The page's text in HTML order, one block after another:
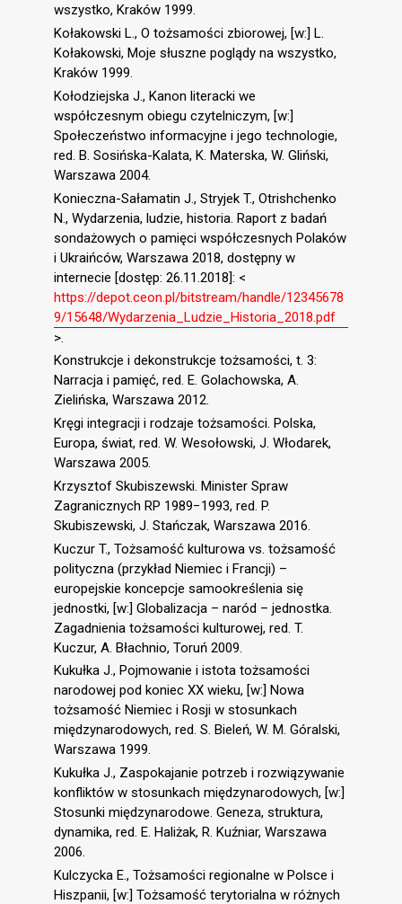
wszystko, Kraków 1999.
Kołakowski L., O tożsamości zbiorowej, [w:] L.
Kołakowski, Moje słuszne poglądy na wszystko,
Kraków 1999.
Kołodziejska J., Kanon literacki we
współczesnym obiegu czytelniczym, [w:]
Społeczeństwo informacyjne i jego technologie,
red. B. Sosińska-Kalata, K. Materska, W. Gliński,
Warszawa 2004.
Konieczna-Sałamatin J., Stryjek T., Otrishchenko
N., Wydarzenia, ludzie, historia. Raport z badań
sondażowych o pamięci współczesnych Polaków
i Ukraińców, Warszawa 2018, dostępny w
internecie [dostęp: 26.11.2018]: <
https://depot.ceon.pl/bitstream/handle/12345678
9/15648/Wydarzenia_Ludzie_Historia_2018.pdf
>.
Konstrukcje i dekonstrukcje tożsamości, t. 3:
Narracja i pamięć, red. E. Golachowska, A.
Zielińska, Warszawa 2012.
Kręgi integracji i rodzaje tożsamości. Polska,
Europa, świat, red. W. Wesołowski, J. Włodarek,
Warszawa 2005.
Krzysztof Skubiszewski. Minister Spraw
Zagranicznych RP 1989−1993, red. P.
Skubiszewski, J. Stańczak, Warszawa 2016.
Kuczur T., Tożsamość kulturowa vs. tożsamość
polityczna (przykład Niemiec i Francji) –
europejskie koncepcje samookreślenia się
jednostki, [w:] Globalizacja – naród – jednostka.
Zagadnienia tożsamości kulturowej, red. T.
Kuczur, A. Błachnio, Toruń 2009.
Kukułka J., Pojmowanie i istota tożsamości
narodowej pod koniec XX wieku, [w:] Nowa
tożsamość Niemiec i Rosji w stosunkach
międzynarodowych, red. S. Bieleń, W. M. Góralski,
Warszawa 1999.
Kukułka J., Zaspokajanie potrzeb i rozwiązywanie
konfliktów w stosunkach międzynarodowych, [w:]
Stosunki międzynarodowe. Geneza, struktura,
dynamika, red. E. Haliżak, R. Kuźniar, Warszawa
2006.
Kulczycka E., Tożsamości regionalne w Polsce i
Hiszpanii, [w:] Tożsamość terytorialna w różnych